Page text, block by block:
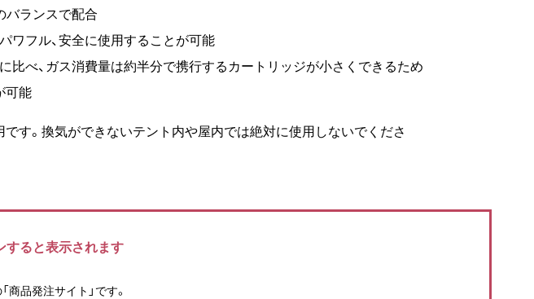
バランスで配合
ワフル、安全に使用することが可能
比べ、ガス消費量は約半分で携行するカートリッジが小さくできるため
可能
す。換気ができないテント内や屋内では絶対に使用しないでくださ
すると表示されます
商品発注サイト」です。